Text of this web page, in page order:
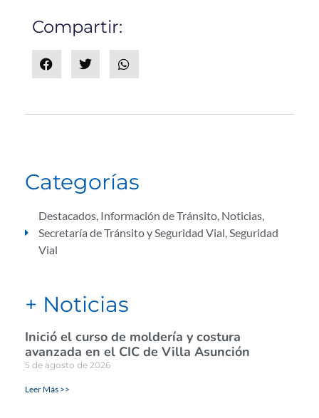
Compartir:
Categorías
Destacados Información de Tránsito Noticias
Secretaría de Tránsito y Seguridad Vial Seguridad
Vial
+ Noticias
Inició el curso de moldería y costura
avanzada en el CIC de Villa Asunción
5 de agosto de 2026
Leer Más >>